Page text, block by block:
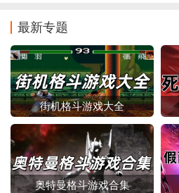
最新专题
街机格斗游戏大全
奥特曼格斗游戏合集